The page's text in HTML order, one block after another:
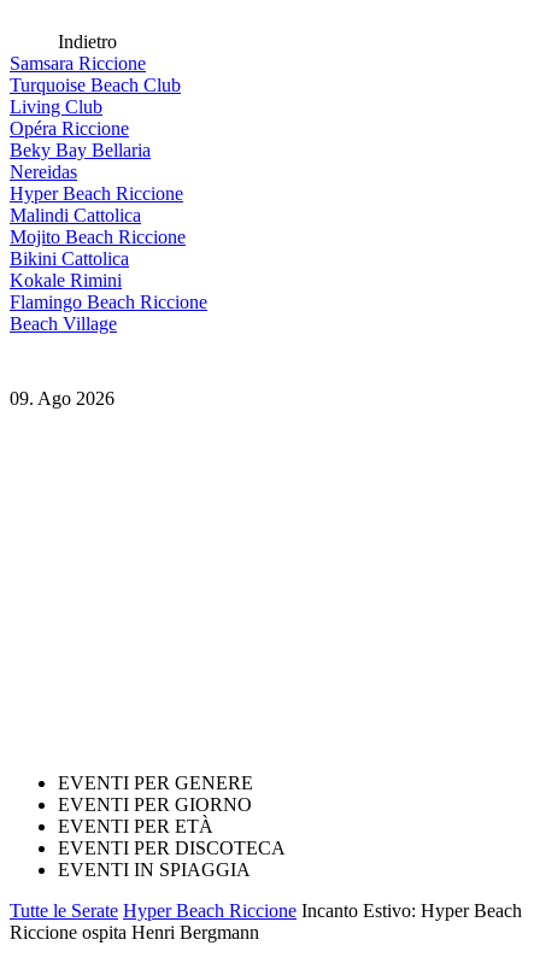
Indietro
Samsara Riccione
Turquoise Beach Club
Living Club
Opéra Riccione
Beky Bay Bellaria
Nereidas
Hyper Beach Riccione
Malindi Cattolica
Mojito Beach Riccione
Bikini Cattolica
Kokale Rimini
Flamingo Beach Riccione
Beach Village
09. Ago 2026
EVENTI PER GENERE
EVENTI PER GIORNO
EVENTI PER ETÀ
EVENTI PER DISCOTECA
EVENTI IN SPIAGGIA
Tutte le Serate Hyper Beach Riccione Incanto Estivo: Hyper Beach
Riccione ospita Henri Bergmann